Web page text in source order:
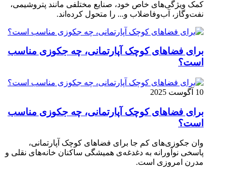
کمک ویژگی‌های خاص خود، صنایع مختلفی مانند پتروشیمی،
نفت‌وگاز، آب‌وفاضلاب و... را متحول کرده‌اند.
برای فضاهای کوچک آپارتمانی، چه جکوزی مناسب
است؟
10 آگوست 2025
برای فضاهای کوچک آپارتمانی، چه جکوزی مناسب
است؟
وان جکوزی‌های کم‌ جا برای فضاهای کوچک آپارتمانی،
پاسخی نوآورانه به دغدغه‌ی همیشگی ساکنان خانه‌های نقلی و
مدرن امروزی ا‌ست.